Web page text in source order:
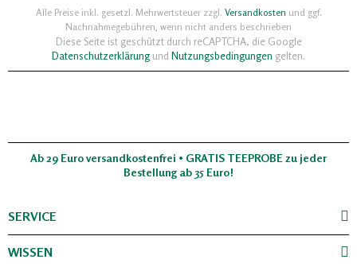
Alle Preise inkl. gesetzl. Mehrwertsteuer zzgl. Versandkosten und ggf.
Nachnahmegebühren, wenn nicht anders beschrieben
Diese Seite ist geschützt durch reCAPTCHA, die Google
Datenschutzerklärungund Nutzungsbedingungen gelten.
Ab 29 Euro versandkostenfrei • GRATIS TEEPROBE zu jeder
Bestellung ab 35 Euro!
SERVICE
WISSEN